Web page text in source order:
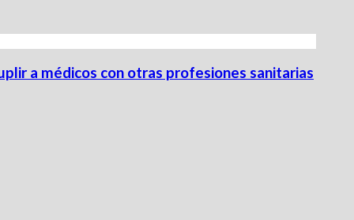
a médicos con otras profesiones sanitarias